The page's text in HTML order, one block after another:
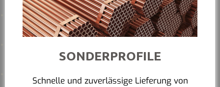
SONDERPROFILE
Schnelle und zuverlässige Lieferung von